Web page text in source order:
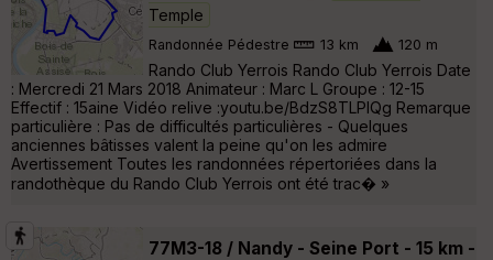
Temple
Randonnée Pédestre 13 km 120 m
Rando Club Yerrois Rando Club Yerrois Date
: Mercredi 21 Mars 2018 Animateur : Marc L Groupe : 12-15
Effectif : 15aine Vidéo relive :youtu.be/BdzS8TLPIQg Remarque
particulière : Pas de difficultés particulières - Quelques
anciennes bâtisses valent la peine qu'on les admire
Avertissement Toutes les randonnées répertoriées dans la
randothèque du Rando Club Yerrois ont été trac� »
77M3-18 / Nandy - Seine Port - 15 km -